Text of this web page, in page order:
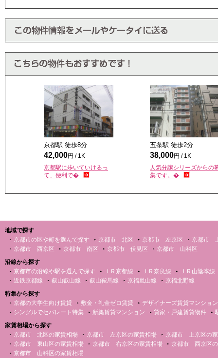
京都駅 徒歩8分
42,000円 / 1K
京都駅に歩いていけるっ
て、便利で�...
五条駅 徒歩2分
38,000円 / 1K
人気分譲シリーズからの
集です。�...
地域で探す
京都市の区や町を選んで探す
京都市 北区 京都市 左京区
京都市
京都市 西京区
京都市 南区 京都市 伏見区
京都市 山科区
沿線から探す
京都市の沿線や駅を選んで探す
ＪＲ京都線 ＪＲ奈良線
ＪＲ山陰本線
近鉄京都線
叡山叡山線 叡山鞍馬線 京福嵐山線
京福北野線
特集から探す
京都の大学生向け賃貸
敷金・礼金ゼロ賃貸
デザイナーズ賃貸マンション
シングルでセパレート特集
新築賃貸マンション 貸家・戸建賃貸物件
家賃相場から探す
京都市 北区の家賃相場
京都市 左京区の家賃相場
京都市 上京区の
京都市 東山区の家賃相場
京都市 右京区の家賃相場
京都市 西京区
京都市 山科区の家賃相場